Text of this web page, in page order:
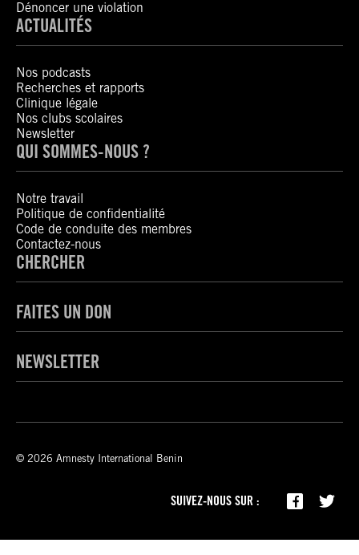
Dénoncer une violation
ACTUALITÉS
Nos podcasts
Recherches et rapports
Clinique légale
Nos clubs scolaires
Newsletter
QUI SOMMES-NOUS ?
Notre travail
Politique de confidentialité
Code de conduite des membres
Contactez-nous
CHERCHER
FAITES UN DON
NEWSLETTER
© 2026 Amnesty International Benin
SUIVEZ-NOUS SUR :